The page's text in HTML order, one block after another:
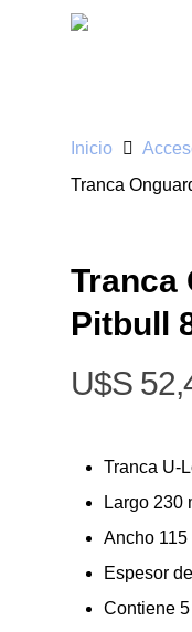
Inicio
Tranca
Tranca
Pitbull
$
Tranca U-
Largo 230
Ancho 115
Espesor
Contiene